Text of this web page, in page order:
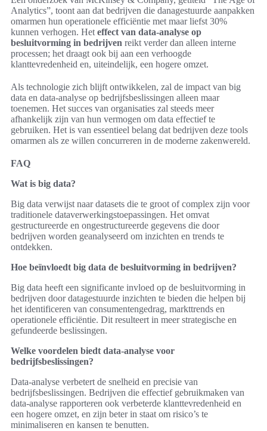
Analytics”, toont aan dat bedrijven die danagestuurde aanpakken
omarmen hun operationele efficiëntie met maar liefst 30%
kunnen verhogen. Het effect van data-analyse op
besluitvorming in bedrijven reikt verder dan alleen interne
processen; het draagt ook bij aan een verhoogde
klanttevredenheid en, uiteindelijk, een hogere omzet.
Als technologie zich blijft ontwikkelen, zal de impact van big
data en data-analyse op bedrijfsbeslissingen alleen maar
toenemen. Het succes van organisaties zal steeds meer
afhankelijk zijn van hun vermogen om data effectief te
gebruiken. Het is van essentieel belang dat bedrijven deze tools
omarmen als ze willen concurreren in de moderne zakenwereld.
FAQ
Wat is big data?
Big data verwijst naar datasets die te groot of complex zijn voor
traditionele dataverwerkingstoepassingen. Het omvat
gestructureerde en ongestructureerde gegevens die door
bedrijven worden geanalyseerd om inzichten en trends te
ontdekken.
Hoe beïnvloedt big data de besluitvorming in bedrijven?
Big data heeft een significante invloed op de besluitvorming in
bedrijven door datagestuurde inzichten te bieden die helpen bij
het identificeren van consumentengedrag, markttrends en
operationele efficiëntie. Dit resulteert in meer strategische en
gefundeerde beslissingen.
Welke voordelen biedt data-analyse voor
bedrijfsbeslissingen?
Data-analyse verbetert de snelheid en precisie van
bedrijfsbeslissingen. Bedrijven die effectief gebruikmaken van
data-analyse rapporteren ook verbeterde klanttevredenheid en
een hogere omzet, en zijn beter in staat om risico’s te
minimaliseren en kansen te benutten.